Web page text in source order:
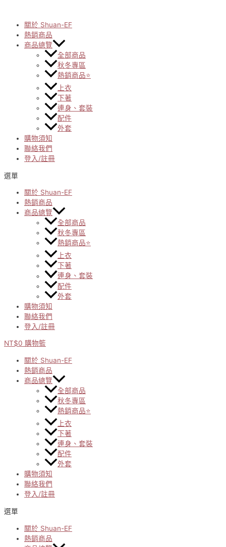
content關於 Shuan-EF
熱銷商品
商品總覽
全部商品
秋冬專區
熱銷商品⭐
上衣
下著
連身、套裝
配件
外套
購物須知
聯絡我們
登入/註冊
選單
關於 Shuan-EF
熱銷商品
商品總覽
全部商品
秋冬專區
熱銷商品⭐
上衣
下著
連身、套裝
配件
外套
購物須知
聯絡我們
登入/註冊
NT$0 購物籃
關於 Shuan-EF
熱銷商品
商品總覽
全部商品
秋冬專區
熱銷商品⭐
上衣
下著
連身、套裝
配件
外套
購物須知
聯絡我們
登入/註冊
選單
關於 Shuan-EF
熱銷商品